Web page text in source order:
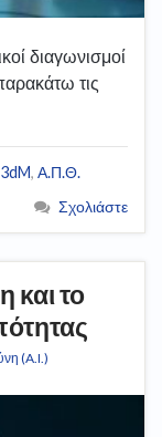
διαγωνισμοί
τις
, Α.Π.Θ.
Σχολιάστε
και το
(A.I.)